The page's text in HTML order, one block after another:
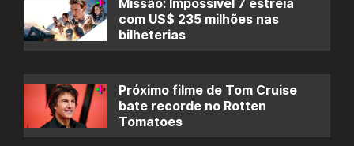
Missão: Impossível 7 estreia
com US$ 235 milhões nas
bilheterias
Próximo filme de Tom Cruise
bate recorde no Rotten
Tomatoes